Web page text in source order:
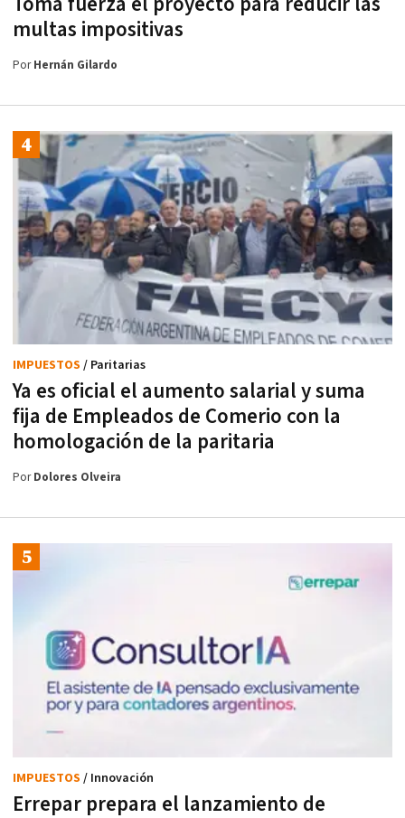
multas impositivas
PorHernán Gilardo
Ya es oficial el aumento salarial y suma
fija de Empleados de Comerio con la
homologación de la paritaria
IMPUESTOS / Paritarias
PorDolores Olveira
Errepar prepara el lanzamiento de
IMPUESTOS / Innovación